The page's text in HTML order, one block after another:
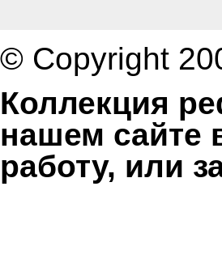
© Copyright
Коллекция
нашем сайте
работу, или